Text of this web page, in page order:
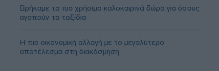
Βρήκαμε τα πιο χρήσιμα καλοκαιρινά δώρα για όσους
αγαπούν τα ταξίδια
Η πιο οικονομική αλλαγή με το μεγαλύτερο
αποτέλεσμα στη διακόσμηση